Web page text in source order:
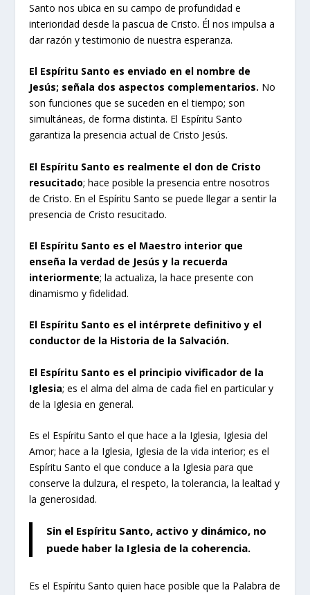
Santo nos ubica en su campo de profundidad e
interioridad desde la pascua de Cristo. Él nos impulsa a
dar razón y testimonio de nuestra esperanza.
El Espíritu Santo es enviado en el nombre de
Jesús; señala dos aspectos complementarios. No
son funciones que se suceden en el tiempo; son
simultáneas, de forma distinta. El Espíritu Santo
garantiza la presencia actual de Cristo Jesús.
El Espíritu Santo es realmente el don de Cristo
resucitado; hace posible la presencia entre nosotros
de Cristo. En el Espíritu Santo se puede llegar a sentir la
presencia de Cristo resucitado.
El Espíritu Santo es el Maestro interior que
enseña la verdad de Jesús y la recuerda
interiormente; la actualiza, la hace presente con
dinamismo y fidelidad.
El Espíritu Santo es el intérprete definitivo y el
conductor de la Historia de la Salvación.
El Espíritu Santo es el principio vivificador de la
Iglesia; es el alma del alma de cada fiel en particular y
de la Iglesia en general.
Es el Espíritu Santo el que hace a la Iglesia, Iglesia del
Amor; hace a la Iglesia, Iglesia de la vida interior; es el
Espíritu Santo el que conduce a la Iglesia para que
conserve la dulzura, el respeto, la tolerancia, la lealtad y
la generosidad.
Sin el Espíritu Santo, activo y dinámico, no
puede haber la Iglesia de la coherencia.
Es el Espíritu Santo quien hace posible que la Palabra de